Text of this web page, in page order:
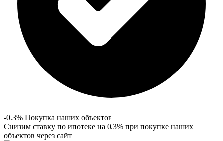
-0.3% Покупка наших объектов
Снизим ставку по ипотеке на 0.3% при покупке наших
объектов через сайт